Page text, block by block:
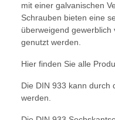
mit einer galvanischen
Schrauben bieten eine
überweigend
genutzt werden.
Hier finden Sie alle
Die DIN 933 kann durch
werden.